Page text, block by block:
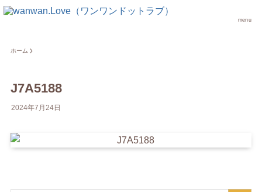
menu
ホーム
J7A5188
2024年7月24日